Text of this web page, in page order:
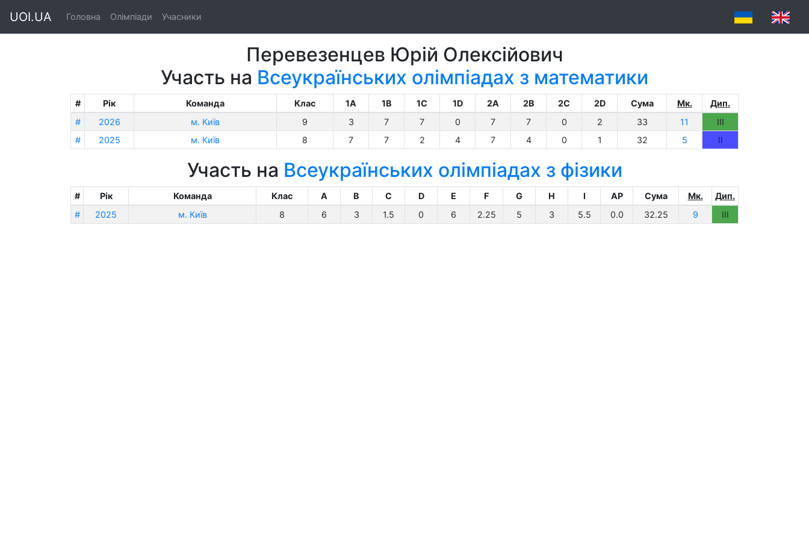
UOI.UA Головна Олімпіади Учасники
Перевезенцев Юрій Олексійович
Участь на Всеукраїнських олімпіадах з математики
# Рік Команда Клас 1A 1B 1C 1D 2A 2B 2C 2D Сума Мк.
Дип.
#
2026 м. Київ 9 3 7 7 0 7 7 0 2 33 11
III
#
2025 м. Київ 8 7 7 2 4 7 4 0 1 32 5 II
Участь на Всеукраїнських олімпіадах з фізики
# Рік Команда Клас A B C D E F G H I AP Сума Мк.
Дип.
#
2025 м. Київ 8 6 3 1.5 0 6 2.25 5 3 5.5 0.0 32.25 9 III